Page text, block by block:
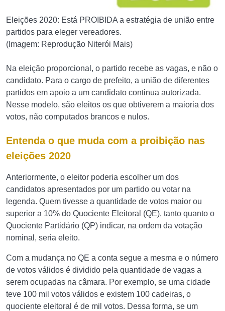
Eleições 2020: Está PROIBIDA a estratégia de união entre
partidos para eleger vereadores.
(Imagem: Reprodução Niterói Mais)
Na eleição proporcional, o partido recebe as vagas, e não o
candidato. Para o cargo de prefeito, a união de diferentes
partidos em apoio a um candidato continua autorizada.
Nesse modelo, são eleitos os que obtiverem a maioria dos
votos, não computados brancos e nulos.
Entenda o que muda com a proibição nas
eleições 2020
Anteriormente, o eleitor poderia escolher um dos
candidatos apresentados por um partido ou votar na
legenda. Quem tivesse a quantidade de votos maior ou
superior a 10% do Quociente Eleitoral (QE), tanto quanto o
Quociente Partidário (QP) indicar, na ordem da votação
nominal, seria eleito.
Com a mudança no QE a conta segue a mesma e o número
de votos válidos é dividido pela quantidade de vagas a
serem ocupadas na câmara. Por exemplo, se uma cidade
teve 100 mil votos válidos e existem 100 cadeiras, o
quociente eleitoral é de mil votos. Dessa forma, se um